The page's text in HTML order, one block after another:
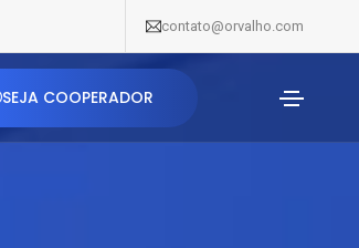
contato@orvalho.com
SEJA COOPERADOR